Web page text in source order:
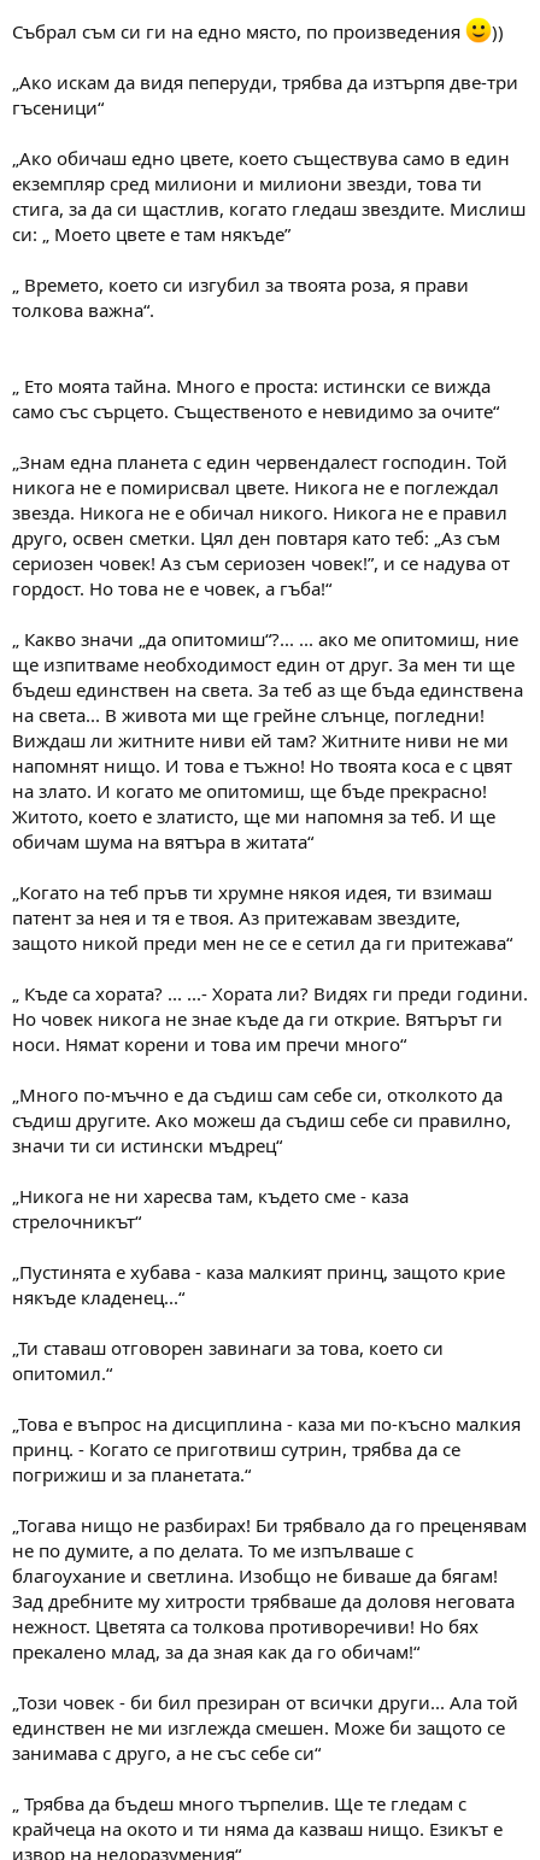
Събрал съм си ги на едно място, по произведения ))
„Ако искам да видя пеперуди, трябва да изтърпя две-три
гъсеници“
„Ако обичаш едно цвете, което съществува само в един
екземпляр сред милиони и милиони звезди, това ти
стига, за да си щастлив, когато гледаш звездите. Мислиш
си: „ Моето цвете е там някъде”
„ Времето, което си изгубил за твоята роза, я прави
толкова важна“.
„ Ето моята тайна. Много е проста: истински се вижда
само със сърцето. Същественото е невидимо за очите“
„Знам една планета с един червендалест господин. Той
никога не е помирисвал цвете. Никога не е поглеждал
звезда. Никога не е обичал никого. Никога не е правил
друго, освен сметки. Цял ден повтаря като теб: „Аз съм
сериозен човек! Аз съм сериозен човек!”, и се надува от
гордост. Но това не е човек, а гъба!“
„ Какво значи „да опитомиш“?... ... ако ме опитомиш, ние
ще изпитваме необходимост един от друг. За мен ти ще
бъдеш единствен на света. За теб аз ще бъда единствена
на света... В живота ми ще грейне слънце, погледни!
Виждаш ли житните ниви ей там? Житните ниви не ми
напомнят нищо. И това е тъжно! Но твоята коса е с цвят
на злато. И когато ме опитомиш, ще бъде прекрасно!
Житото, което е златисто, ще ми напомня за теб. И ще
обичам шума на вятъра в житата“
„Когато на теб пръв ти хрумне някоя идея, ти взимаш
патент за нея и тя е твоя. Аз притежавам звездите,
защото никой преди мен не се е сетил да ги притежава“
„ Къде са хората? ... ...- Хората ли? Видях ги преди години.
Но човек никога не знае къде да ги открие. Вятърът ги
носи. Нямат корени и това им пречи много“
„Много по-мъчно е да съдиш сам себе си, отколкото да
съдиш другите. Ако можеш да съдиш себе си правилно,
значи ти си истински мъдрец“
„Никога не ни харесва там, където сме - каза
стрелочникът“
„Пустинята е хубава - каза малкият принц, защото крие
някъде кладенец...“
„Ти ставаш отговорен завинаги за това, което си
опитомил.“
„Това е въпрос на дисциплина - каза ми по-късно малкия
принц. - Когато се приготвиш сутрин, трябва да се
погрижиш и за планетата.“
„Тогава нищо не разбирах! Би трябвало да го преценявам
не по думите, а по делата. То ме изпълваше с
благоухание и светлина. Изобщо не биваше да бягам!
Зад дребните му хитрости трябваше да доловя неговата
нежност. Цветята са толкова противоречиви! Но бях
прекалено млад, за да зная как да го обичам!“
„Този човек - би бил презиран от всички други... Ала той
единствен не ми изглежда смешен. Може би защото се
занимава с друго, а не със себе си“
„ Трябва да бъдеш много търпелив. Ще те гледам с
крайчеца на окото и ти няма да казваш нищо. Езикът е
извор на недоразумения“